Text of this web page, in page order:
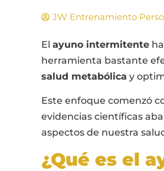
JW Entrenamiento
El ayuno intermitente
herramienta bastante
salud metabólica y
Este enfoque comenzó
evidencias científicas
aspectos de nuestra
¿Qué es el